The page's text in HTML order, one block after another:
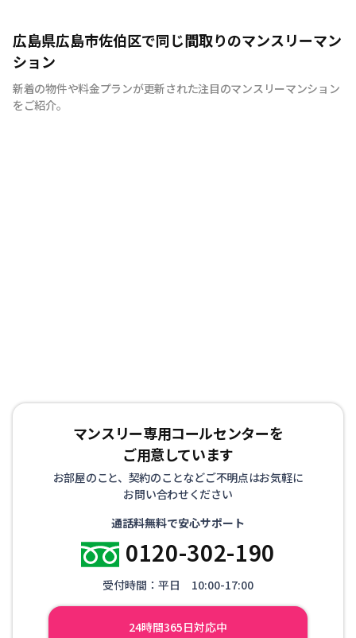
広島のマンスリーマンション“エールマンスリー広島”は、
中国地方で管理物件戸数 NO.1の良和ハウスが運営展開す
るマンスリーマンションです。 豊富な物件の中から厳選
したお部屋にお洒落な家具や質のよい家電を装備。 イン
テリアやサービスにも拘った地元密着企業ならではの柔軟
広島県広島市佐伯区で同じ間取りのマンスリーマン
ション
新着の物件や料金プランが更新された注目のマンスリーマンション
をご紹介。
マンスリー専用コールセンターを
ご用意しています
お部屋のこと、契約のことなどご不明点はお気軽に
お問い合わせください
通話料無料で安心サポート
0120-302-190
受付時間：平日 10:00-17:00
24時間365日対応中